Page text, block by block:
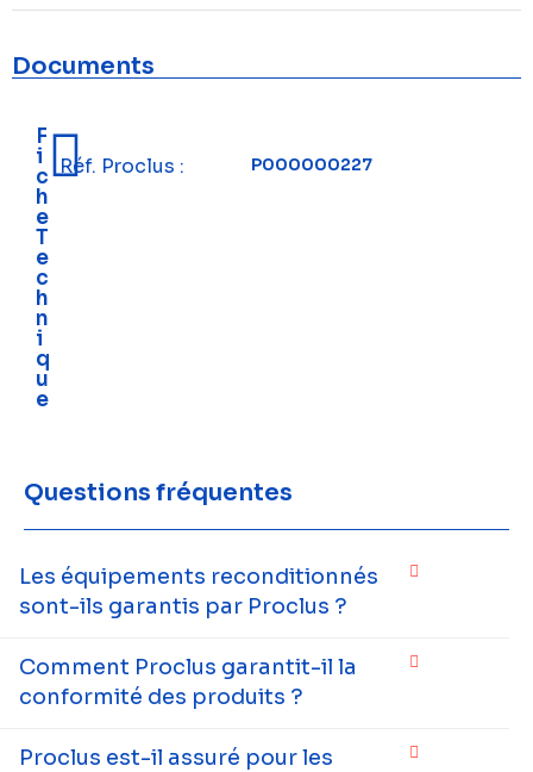
Documents
F
i
c
h
e
T
e
c
h
n
i
q
u
e
Réf. Proclus : P000000227
Questions fréquentes
Les équipements reconditionnés
sont-ils garantis par Proclus ?
Comment Proclus garantit-il la
conformité des produits ?
Proclus est-il assuré pour les